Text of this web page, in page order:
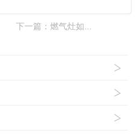
下一篇： 燃气灶如...